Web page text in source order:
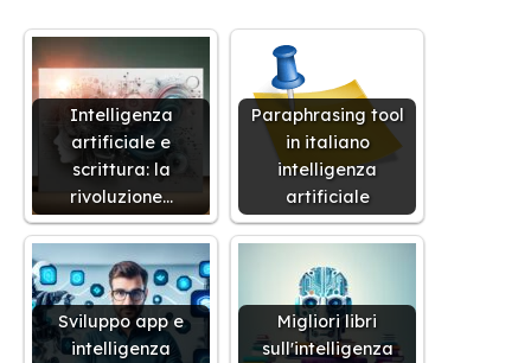
Intelligenza
artificiale e
scrittura: la
rivoluzione…
Paraphrasing tool
in italiano
intelligenza
artificiale
Sviluppo app e
intelligenza
Migliori libri
sull'intelligenza